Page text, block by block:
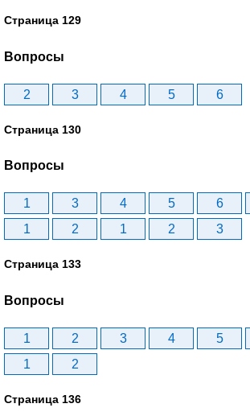
Страница 129
Вопросы
2 3 4 5 6
Страница 130
Вопросы
1 3 4 5 6
1
2 1 2 3
Страница 133
Вопросы
1 2 3 4 5
1
2
Страница 136